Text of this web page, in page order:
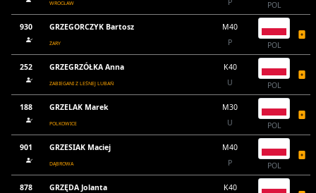
WROCŁAW P POL
930 GRZEGORCZYK Bartosz
ŻARY
M40
P
POL
252 GRZEGRZÓŁKA Anna
ZABIEGANI Z LEŚNEJ LUBAŃ
K40
U
POL
188 GRZELAK Marek
POLKOWICE
M30
U
POL
901 GRZESIAK Maciej
DĄBROWA
M40
P
POL
878 GRZĘDA Jolanta
K40